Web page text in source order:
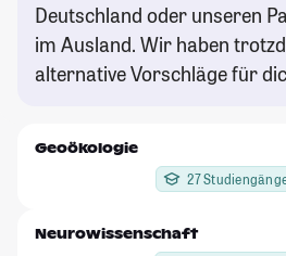
Deutschland oder unseren
im Ausland. Wir haben
alternative Vorschläge für
Geoökologie
27
Neurowissenschaft